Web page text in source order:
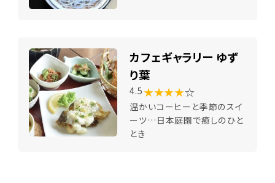
カフェギャラリー ゆず
り葉
4.5 ★★★★☆
温かいコーヒーと季節のスイ
ーツ…日本庭園で癒しのひと
とき